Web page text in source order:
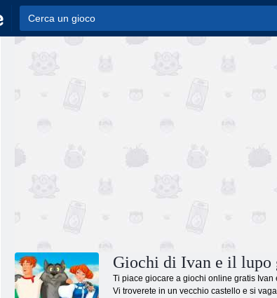
Giochi di Ivan e il lupo
Ti piace giocare a giochi online gratis
Vi troverete in un vecchio castello e si